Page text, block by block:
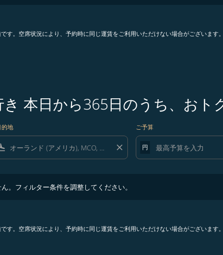
す。空席状況により、予約時に同じ運賃をご利用いただけない場合がございま
本日から365日のうち、おト
的地
close
ご予算
円
。フィルター条件を調整してください。
す。空席状況により、予約時に同じ運賃をご利用いただけない場合がございま